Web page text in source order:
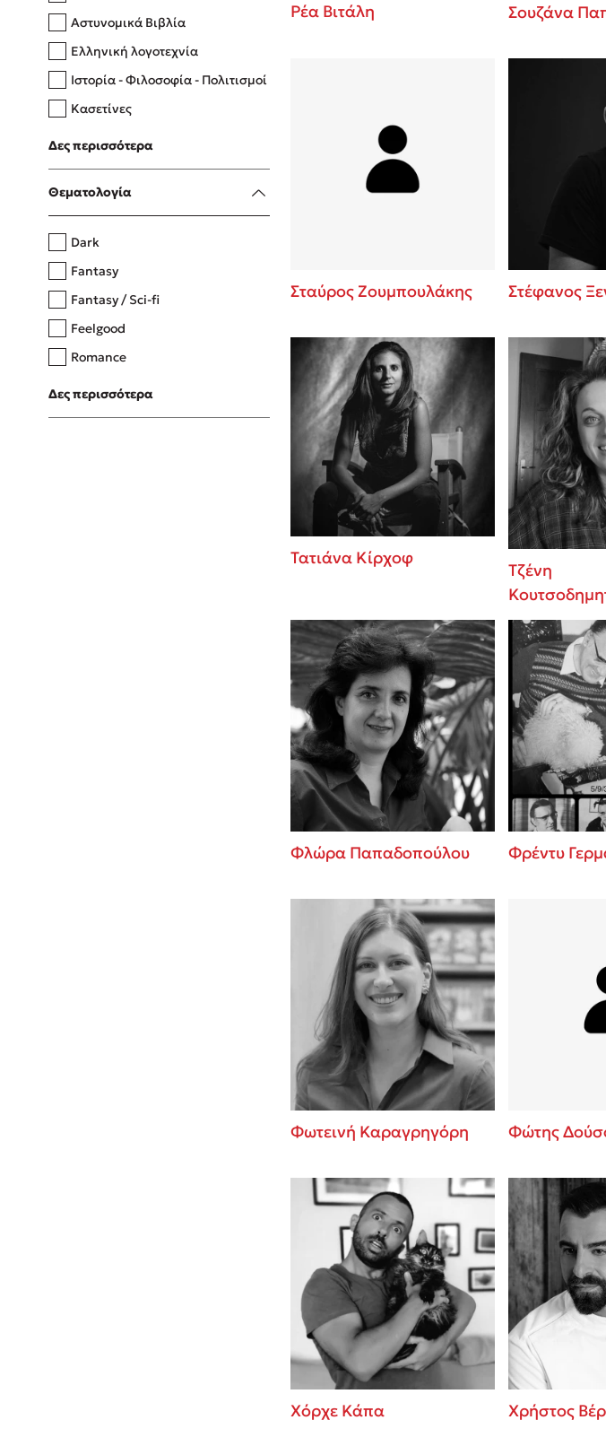
Δανάη Δεληγεώργη
Πάνω, κάτω, μπροστά, πίσω
Η μέθοδος Αφήστε τους
Αστυνομικά Βιβλία
Ελληνική λογοτεχνία
Ιστορία - Φιλοσοφία - Πολιτισμοί
Κασετίνες
Λευκώματα - Έγχρωμοι οδηγοί
Μαγειρική
Δες περισσότερα
Θεματολογία
Dark
Fantasy
Fantasy / Sci-fi
Feelgood
Romance
Upmarket
Young Adult
Δες περισσότερα
Ρέα Βιτάλη Σουζάνα
Σταύρος Ζουμπουλάκης Στέφανος
Τατιάνα Κίρχοφ
Τζένη
Φλώρα Παπαδοπούλου Φρέντυ
Φωτεινή Καραγρηγόρη Φώτης
Χόρχε Κάπα Χρήστος